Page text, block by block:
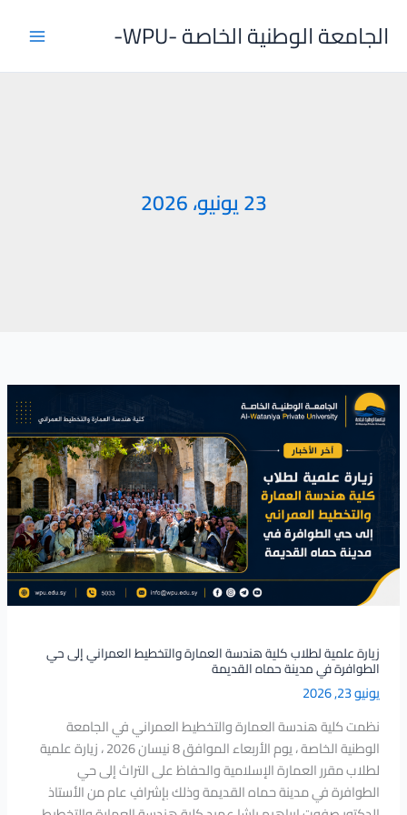
المحتوىالجامعة الوطنية الخاصة -WPU-
23 يونيو، 2026
زيارة علمية لطلاب كلية هندسة العمارة والتخطيط العمراني إلى حي
الطوافرة في مدينة حماه القديمة
يونيو 23, 2026
نظمت كلية هندسة العمارة والتخطيط العمراني في الجامعة
الوطنية الخاصة ، يوم الأربعاء الموافق 8 نيسان 2026 ، زيارة علمية
لطلاب مقرر العمارة الإسلامية والحفاظ على التراث إلى حي
الطوافرة في مدينة حماه القديمة وذلك بإشرافٍ عام من الأستاذ
زيارة
علمية
هندسة
العمارة
والتخطيط
العمراني
حي
الطوافرة
مدينة
حماه
القديمة